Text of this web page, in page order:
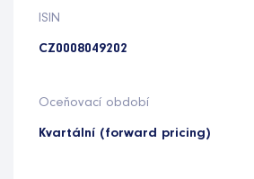
ISIN
CZ0008049202
Oceňovací období
Kvartální (forward pricing)